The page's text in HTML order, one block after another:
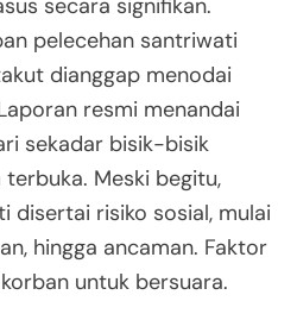
pelecehan santriwati
dianggap menodai
resmi menandai
sekadar bisik-bisik
Meski begitu,
disertai risiko sosial, mulai
hingga ancaman. Faktor
untuk bersuara.